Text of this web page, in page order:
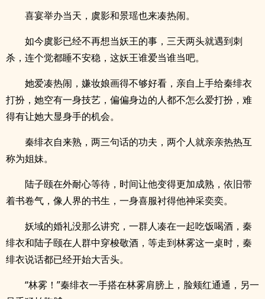
喜宴举办当天，虞影和景瑶也来凑热闹。
如今虞影已经不再想当妖王的事，三天两头就遇到刺
杀，连个觉都睡不安稳，这妖王谁爱当谁当吧。
她爱凑热闹，嫌妆娘画得不够好看，亲自上手给秦绯衣
打扮，她空有一身技艺，偏偏身边的人都不怎么爱打扮，难
得有让她大显身手的机会。
秦绯衣自来熟，两三句话的功夫，两个人就亲亲热热互
称为姐妹。
陆子颐在外耐心等待，时间让他变得更加成熟，依旧带
着书卷气，像人界的书生，一身喜服衬得他神采奕奕。
妖域的婚礼没那么讲究，一群人凑在一起吃饭喝酒，秦
绯衣和陆子颐在人群中穿梭敬酒，等走到林雾这一桌时，秦
绯衣说话都已经开始大舌头。
“林雾！”秦绯衣一手搭在林雾肩膀上，脸颊红通通，另一